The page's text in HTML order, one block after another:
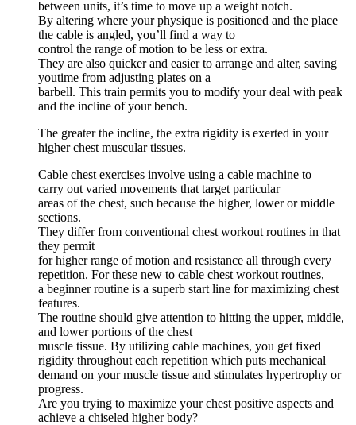
between units, it’s time to move up a weight notch.
By altering where your physique is positioned and the place
the cable is angled, you’ll find a way to
control the range of motion to be less or extra.
They are also quicker and easier to arrange and alter, saving
youtime from adjusting plates on a
barbell. This train permits you to modify your deal with peak
and the incline of your bench.
The greater the incline, the extra rigidity is exerted in your
higher chest muscular tissues.
Cable chest exercises involve using a cable machine to
carry out varied movements that target particular
areas of the chest, such because the higher, lower or middle
sections.
They differ from conventional chest workout routines in that
they permit
for higher range of motion and resistance all through every
repetition. For these new to cable chest workout routines,
a beginner routine is a superb start line for maximizing chest
features.
The routine should give attention to hitting the upper, middle,
and lower portions of the chest
muscle tissue. By utilizing cable machines, you get fixed
rigidity throughout each repetition which puts mechanical
demand on your muscle tissue and stimulates hypertrophy or
progress.
Are you trying to maximize your chest positive aspects and
achieve a chiseled higher body?